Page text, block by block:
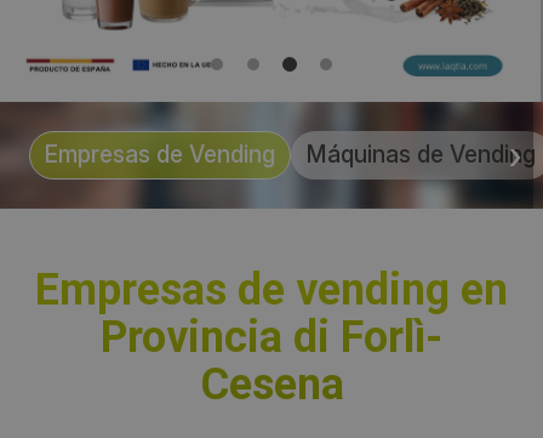
Empresas de Vending Máquinas de Vending
Empresas de vending en
Provincia di Forlì-
Cesena